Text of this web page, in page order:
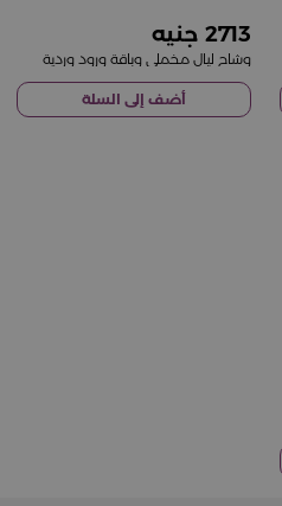
2713
وشاح ليال مخملي وباقة ورود وردية
أضف إلى السلة